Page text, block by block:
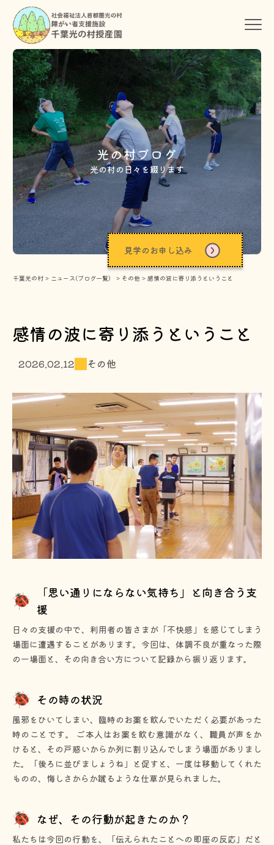
光の村ブログ
光の村の日々を綴ります
千葉光の村 > ニュース(ブログ一覧） > その他 > 感情の波に寄り添うということ
見学のお申し込み
感情の波に寄り添うということ
2026.02.12 その他
「思い通りにならない気持ち」と向き合う支
援
日々の支援の中で、利用者の皆さまが「不快感」を感じてしまう
場面に遭遇することがあります。今回は、体調不良が重なった際
の一場面と、その向き合い方について記録から振り返ります。
その時の状況
風邪をひいてしまい、臨時のお薬を飲んでいただく必要があった
時のことです。 ご本人はお薬を飲む意識がなく、職員が声をか
けると、その戸惑いからか列に割り込んでしまう場面がありまし
た。「後ろに並びましょうね」と促すと、一度は移動してくれた
ものの、悔しさからか蹴るような仕草が見られました。
なぜ、その行動が起きたのか？
私たちは今回の行動を、「伝えられたことへの即座の反応」だと